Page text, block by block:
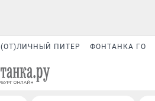
(ОТ)ЛИЧНЫЙ ПИТЕР ФОНТАНКА ГО